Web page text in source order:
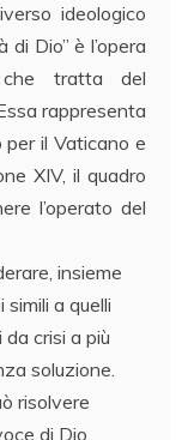
ideologico
Dio” è l’opera
che tratta del
rappresenta
il Vaticano e
XIV, il quadro
l’operato del
insieme
a quelli
crisi a più
soluzione.
risolvere
di Dio.